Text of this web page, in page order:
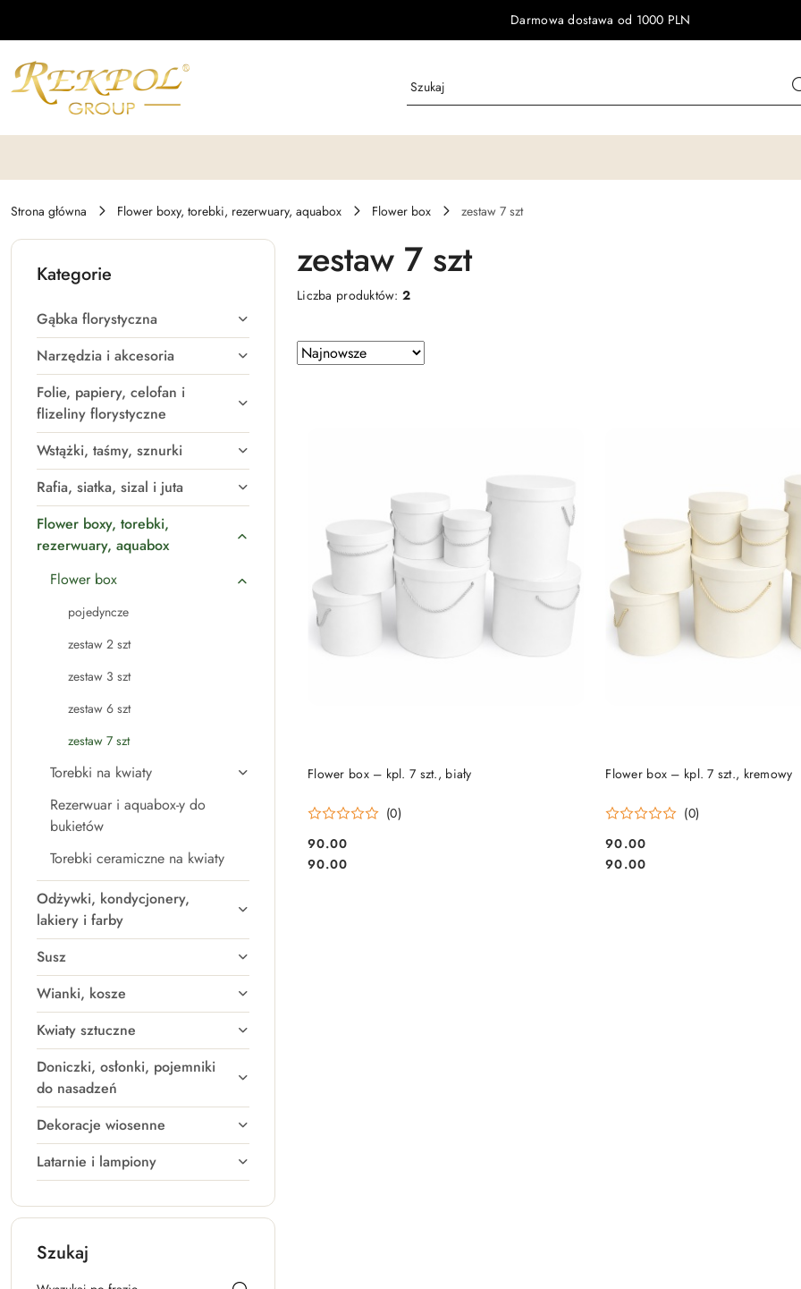
Darmowa dostawa od 1000 PLN
Strona główna Flower boxy, torebki, rezerwuary, aquabox Flower box zestaw 7 szt
Kategorie
Gąbka florystyczna
Narzędzia i akcesoria
Folie, papiery, celofan i
flizeliny florystyczne
Wstążki, taśmy, sznurki
Rafia, siatka, sizal i juta
Flower boxy, torebki,
rezerwuary, aquabox
Flower box
pojedyncze
zestaw 2 szt
zestaw 3 szt
zestaw 6 szt
zestaw 7 szt
Torebki na kwiaty
Rezerwuar i aquabox-y do
bukietów
Torebki ceramiczne na kwiaty
Odżywki, kondycjonery,
lakiery i farby
Susz
Wianki, kosze
Kwiaty sztuczne
Doniczki, osłonki, pojemniki
do nasadzeń
Dekoracje wiosenne
Latarnie i lampiony
Szukaj
zestaw 7 szt
Liczba produktów:2
Zastosowano
sortowanie:
Sortuj
według
Flower box – kpl. 7 szt., biały
(0)
Cena:
90.00
Cena:
90.00
PRODUKT NIEDOSTĘPNY Flower box – kpl. 7 szt., kremowy
(0)
Cena:
90.00
Cena:
90.00
PRODUKT